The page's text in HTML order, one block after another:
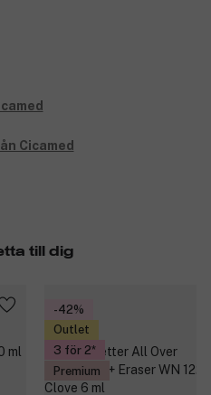
Cicamed
till dig
-42%
Outlet
3 för 2
Premium